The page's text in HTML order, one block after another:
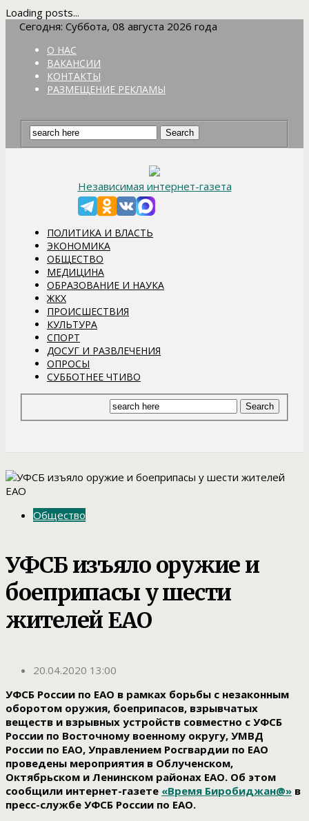
Loading posts...
Сегодня: Суббота, 08 августа 2026 года
О НАС
ВАКАНСИИ
КОНТАКТЫ
РАЗМЕЩЕНИЕ РЕКЛАМЫ
Независимая интернет-газета
ПОЛИТИКА И ВЛАСТЬ
ЭКОНОМИКА
ОБЩЕСТВО
МЕДИЦИНА
ОБРАЗОВАНИЕ И НАУКА
ЖКХ
ПРОИСШЕСТВИЯ
КУЛЬТУРА
СПОРТ
ДОСУГ И РАЗВЛЕЧЕНИЯ
ОПРОСЫ
СУББОТНЕЕ ЧТИВО
Общество
УФСБ изъяло оружие и
боеприпасы у шести
жителей ЕАО
20.04.2020 13:00
УФСБ России по ЕАО в рамках борьбы с незаконным
оборотом оружия, боеприпасов, взрывчатых
веществ и взрывных устройств совместно с УФСБ
России по Восточному военному округу, УМВД
России по ЕАО, Управлением Росгвардии по ЕАО
проведены мероприятия в Облученском,
Октябрьском и Ленинском районах ЕАО. Об этом
сообщили интернет-газете «Время Биробиджан@» в
пресс-службе УФСБ России по ЕАО.